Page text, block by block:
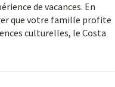
de vacances. En
que votre famille profite
culturelles, le Costa